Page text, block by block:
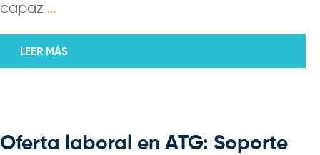
capaz …
LEER MÁS
Oferta laboral en ATG: Soporte